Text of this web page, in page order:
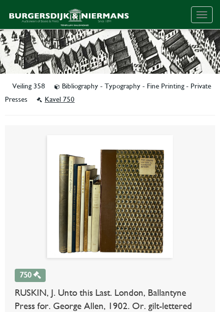
Veiling 358
Bibliography - Typography - Fine Printing - Private
Presses
Kavel 750
750
RUSKIN, J. Unto this Last. London, Ballantyne
Press for. George Allen, 1902. Or. gilt-lettered